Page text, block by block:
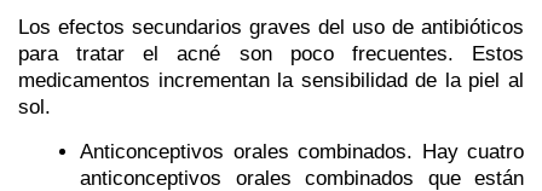
Los efectos secundarios graves del uso de antibióticos
para tratar el acné son poco frecuentes. Estos
medicamentos incrementan la sensibilidad de la piel al
sol.
Anticonceptivos orales combinados. Hay cuatro
anticonceptivos orales combinados que están